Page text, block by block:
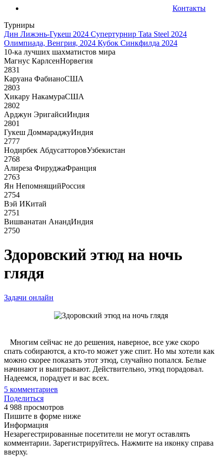
Контакты
Турниры
Дин Лижэнь-Гукеш 2024 Супертурнир Tata Steel 2024
Олимпиада, Венгрия, 2024 Кубок Синкфилда 2024
10-ка лучших шахматистов мира
Магнус КарлсенНорвегия
2831
Каруана ФабианоСША
2803
Хикару НакамураСША
2802
Арджун ЭригайсиИндия
2801
Гукеш ДоммараджуИндия
2777
Нодирбек АбдусатторовУзбекистан
2768
Алиреза ФируджаФранция
2763
Ян НепомнящийРоссия
2754
Вэй ИКитай
2751
Вишванатан АнандИндия
2750
Здоровский этюд на ночь
глядя
Задачи онлайн
Многим сейчас не до решения, наверное, все уже скоро
спать собираются, а кто-то может уже спит. Но мы хотели как
можно скорее показать этот этюд, случайно попался. Белые
начинают и выигрывают. Действительно, этюд порадовал.
Надеемся, порадует и вас всех.
5 комментариев
Поделиться
4 988 просмотров
Пишите в форме ниже
Информация
Незарегестрированные посетители не могут оставлять
комментарии. Зарегистрируйтесь. Нажмите на иконку справа
вверху.